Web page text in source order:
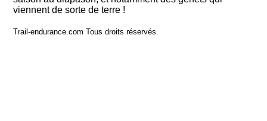
viennent de sorte de terre !
Trail-endurance.com Tous droits réservés.